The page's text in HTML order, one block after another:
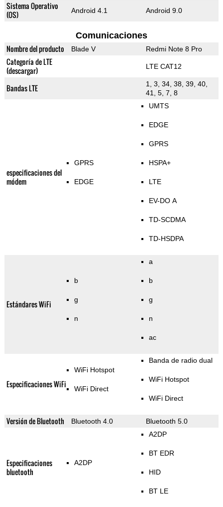
Sistema Operativo
(OS)
Android 4.1 Android 9.0
Comunicaciones
Nombre del producto Blade V Redmi Note 8 Pro
Categoría de LTE
(descargar)
LTE CAT12
Bandas LTE
1, 3, 34, 38, 39, 40,
41, 5, 7, 8
especificaciones del
módem
GPRS
EDGE
UMTS
EDGE
GPRS
HSPA+
LTE
EV-DO A
TD-SCDMA
TD-HSDPA
Estándares WiFi
b
g
n
a
b
g
n
ac
Especificaciones WiFi
WiFi Hotspot
WiFi Direct
Banda de radio dual
WiFi Hotspot
WiFi Direct
Versión de Bluetooth Bluetooth 4.0 Bluetooth 5.0
Especificaciones
bluetooth
A2DP
A2DP
BT EDR
HID
BT LE